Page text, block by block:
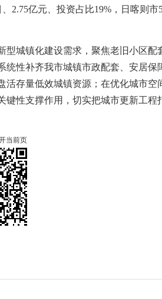
2.75亿元、投资占比19% ，日喀则市
城镇化建设需求，聚焦老旧小区配
性补齐我市城镇市政配套、安居保
存量低效城镇资源；在优化城市空
性支撑作用，切实把城市更新工程
当前页